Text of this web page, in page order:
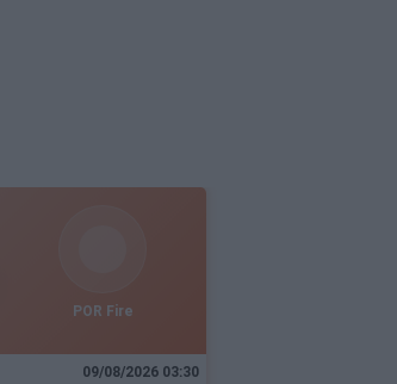
POR Fire
09/08/2026 03:30